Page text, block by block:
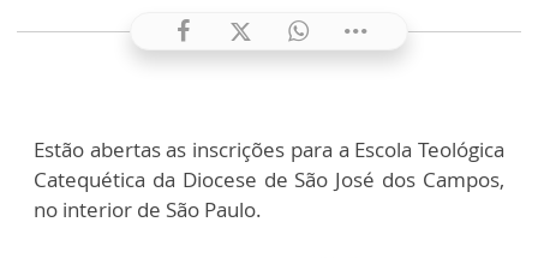
Estão abertas as inscrições para a Escola Teológica
Catequética da Diocese de São José dos Campos,
no interior de São Paulo.